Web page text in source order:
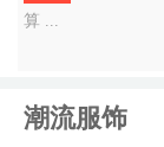
滑
算 ...
潮流服饰